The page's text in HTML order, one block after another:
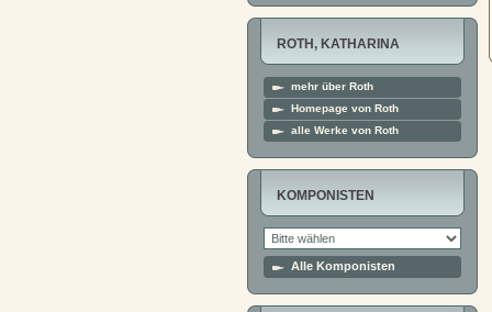
ROTH, KATHARINA
mehr über Roth
Homepage von Roth
alle Werke von Roth
KOMPONISTEN
Alle Komponisten